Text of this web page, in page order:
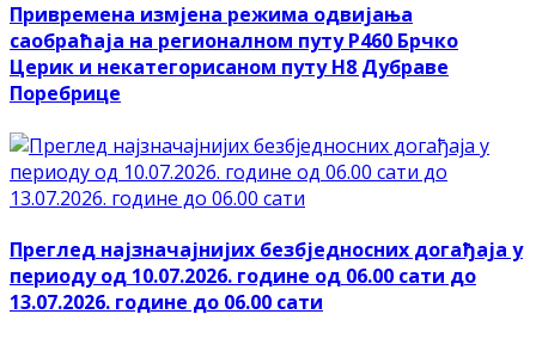
Привремена измјена режима одвијања
саобраћаја на регионалном путу Р460 Брчко
Церик и некатегорисаном путу Н8 Дубраве
Поребрице
Преглед најзначајнијих безбједносних догађаја у
периоду од 10.07.2026. године од 06.00 сати до
13.07.2026. године до 06.00 сати